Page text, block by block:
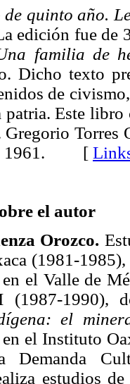
quinto año.
edición fue de
familia de
Dicho texto
de
Este
Gregorio Torres
1961. [
el autor
Orozco.
(1981-
el Valle de
(1987-1990),
el
el Instituto
Demanda
estudios